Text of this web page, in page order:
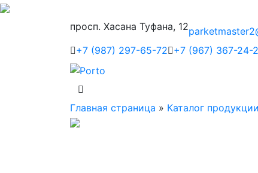
просп. Хасана Туфана, 12
+7 (987) 297-65-72 +7 (967) 367-24-
Главная страница » Каталог